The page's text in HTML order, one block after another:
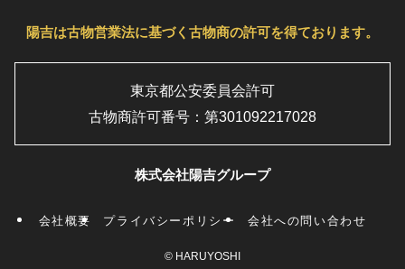
陽吉は古物営業法に基づく古物商の許可を得ております。
東京都公安委員会許可
古物商許可番号：第301092217028
株式会社陽吉グループ
会社概要 プライバシーポリシー 会社への問い合わせ
© HARUYOSHI